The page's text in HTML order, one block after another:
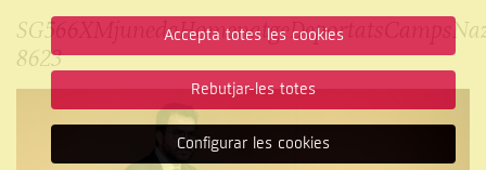
8623
Accepta totes les cookies
Rebutjar-les totes
Configurar les cookies